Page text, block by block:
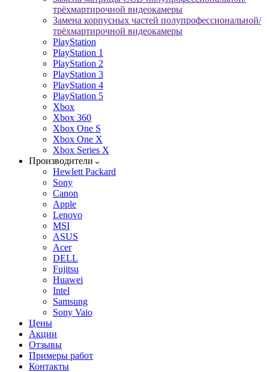
трёхмартирочной видеокамеры
Замена корпусных частей полупрофессиональной/
трёхмартирочной видеокамеры
PlayStation
PlayStation 1
PlayStation 2
PlayStation 3
PlayStation 4
PlayStation 5
Xbox
Xbox 360
Xbox One S
Xbox One X
Xbox Series X
Производители
Hewlett Packard
Sony
Canon
Apple
Lenovo
MSI
ASUS
Acer
DELL
Fujitsu
Huawei
Intel
Samsung
Sony Vaio
Цены
Акции
Отзывы
Примеры работ
Контакты